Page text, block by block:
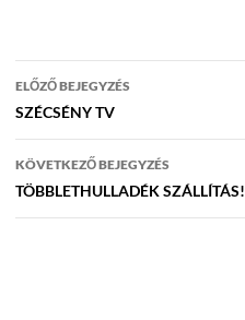
Bejegyzés
navigáció
ELŐZŐ BEJEGYZÉS
SZÉCSÉNY TV
KÖVETKEZŐ BEJEGYZÉS
TÖBBLETHULLADÉK SZÁLLÍTÁS!